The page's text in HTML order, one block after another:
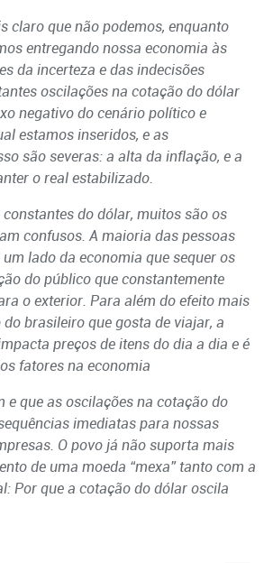
claro que não podemos, enquanto
entregando nossa economia às
da incerteza e das indecisões
oscilações na cotação do dólar
negativo do cenário político e
estamos inseridos, e as
são severas: a alta da inflação, e a
o real estabilizado.
do dólar, muitos são os
confusos. A maioria das pessoas
lado da economia que sequer os
do público que constantemente
o exterior. Para além do efeito mais
brasileiro que gosta de viajar, a
preços de itens do dia a dia e é
fatores na economia
e que as oscilações na cotação do
imediatas para nossas
O povo já não suporta mais
de uma moeda “mexa” tanto com a
Por que a cotação do dólar oscila